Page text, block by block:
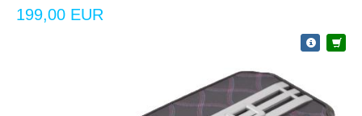
199,00 EUR